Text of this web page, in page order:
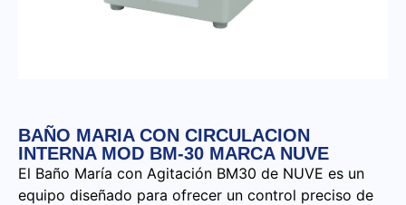
BAÑO MARIA CON CIRCULACION
INTERNA MOD BM-30 MARCA NUVE
El Baño María con Agitación BM30 de NUVE es un
equipo diseñado para ofrecer un control preciso de